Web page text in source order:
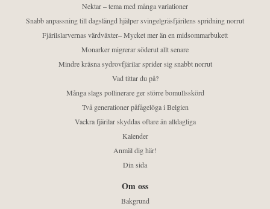
Nektar – tema med många variationer
Snabb anpassning till dagslängd hjälper svingelgräsfjärilens spridning norrut
Fjärilslarvernas värdväxter– Mycket mer än en midsommarbukett
Monarker migrerar söderut allt senare
Mindre kräsna sydrovfjärilar sprider sig snabbt norrut
Vad tittar du på?
Många slags pollinerare ger större bomullsskörd
Två generationer påfågelöga i Belgien
Vackra fjärilar skyddas oftare än alldagliga
Kalender
Anmäl dig här!
Din sida
Om oss
Bakgrund